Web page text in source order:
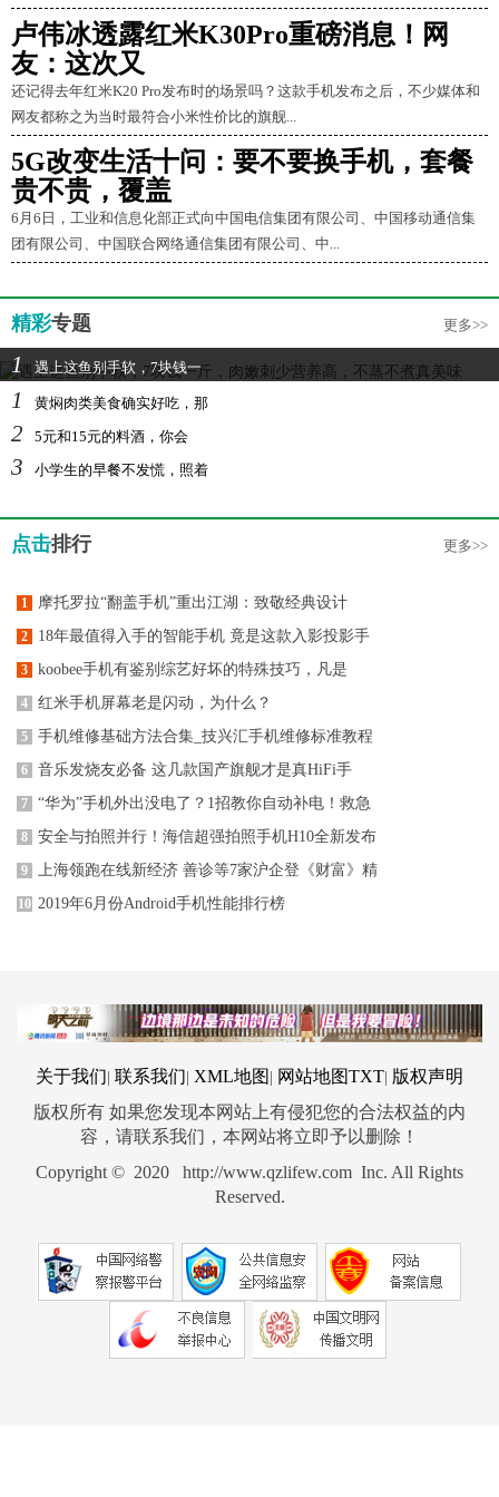
卢伟冰透露红米K30Pro重磅消息！网
友：这次又
还记得去年红米K20 Pro发布时的场景吗？这款手机发布之后，不少媒体和
网友都称之为当时最符合小米性价比的旗舰...
5G改变生活十问：要不要换手机，套餐
贵不贵，覆盖
6月6日，工业和信息化部正式向中国电信集团有限公司、中国移动通信集
团有限公司、中国联合网络通信集团有限公司、中...
精彩专题 更多>>
1 遇上这鱼别手软，7块钱一
1 黄焖肉类美食确实好吃，那
2 5元和15元的料酒，你会
3 小学生的早餐不发慌，照着
点击排行 更多>>
1 摩托罗拉“翻盖手机”重出江湖：致敬经典设计
2 18年最值得入手的智能手机 竟是这款入影投影手
3 koobee手机有鉴别综艺好坏的特殊技巧，凡是
4 红米手机屏幕老是闪动，为什么？
5 手机维修基础方法合集_技兴汇手机维修标准教程
6 音乐发烧友必备 这几款国产旗舰才是真HiFi手
7 “华为”手机外出没电了？1招教你自动补电！救急
8 安全与拍照并行！海信超强拍照手机H10全新发布
9 上海领跑在线新经济 善诊等7家沪企登《财富》精
10 2019年6月份Android手机性能排行榜
关于我们 联系我们 XML地图 网站地图TXT 版权声明
版权所有 如果您发现本网站上有侵犯您的合法权益的内
容，请联系我们，本网站将立即予以删除！
Copyright © 2020 http://www.qzlifew.com Inc. All Rights
Reserved.